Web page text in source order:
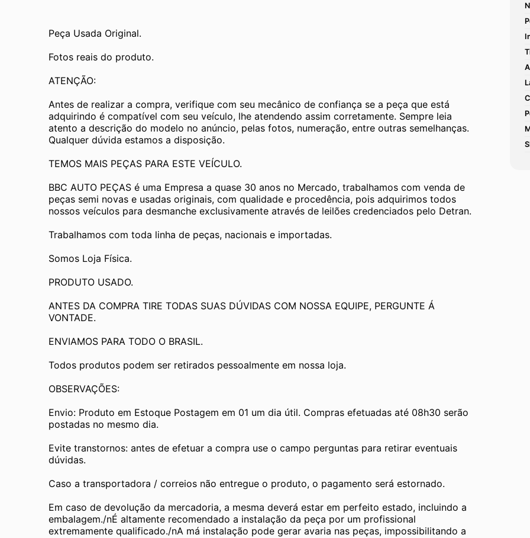
Peça Usada Original.
Fotos reais do produto.
ATENÇÃO:
Antes de realizar a compra, verifique com seu mecânico de confiança se a peça que está
adquirindo é compatível com seu veículo, lhe atendendo assim corretamente. Sempre leia
atento a descrição do modelo no anúncio, pelas fotos, numeração, entre outras semelhanças.
Qualquer dúvida estamos a disposição.
TEMOS MAIS PEÇAS PARA ESTE VEÍCULO.
BBC AUTO PEÇAS é uma Empresa a quase 30 anos no Mercado, trabalhamos com venda de
peças semi novas e usadas originais, com qualidade e procedência, pois adquirimos todos
nossos veículos para desmanche exclusivamente através de leilões credenciados pelo Detran.
Trabalhamos com toda linha de peças, nacionais e importadas.
Somos Loja Física.
PRODUTO USADO.
ANTES DA COMPRA TIRE TODAS SUAS DÚVIDAS COM NOSSA EQUIPE, PERGUNTE Á
VONTADE.
ENVIAMOS PARA TODO O BRASIL.
Todos produtos podem ser retirados pessoalmente em nossa loja.
OBSERVAÇÕES:
Envio: Produto em Estoque Postagem em 01 um dia útil. Compras efetuadas até 08h30 serão
postadas no mesmo dia.
Evite transtornos: antes de efetuar a compra use o campo perguntas para retirar eventuais
dúvidas.
Caso a transportadora / correios não entregue o produto, o pagamento será estornado.
Em caso de devolução da mercadoria, a mesma deverá estar em perfeito estado, incluindo a
embalagem./nÉ altamente recomendado a instalação da peça por um profissional
extremamente qualificado./nA má instalação pode gerar avaria nas peças, impossibilitando a